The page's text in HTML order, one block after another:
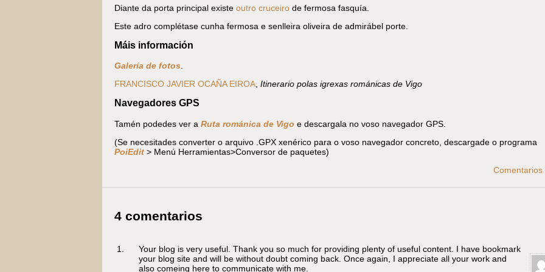
Diante da porta principal existe outro cruceirode fermosa fasquía.
Este adro complétase cunha fermosa e senlleira oliveira de admirábel porte.
Máis información
Galería de fotos.
FRANCISCO JAVIER OCAÑA EIROA, Itinerario polas igrexas románicas de Vigo
Navegadores GPS
Tamén podedes ver a Ruta románica de Vigo e descargala no voso navegador GPS.
(Se necesitades converter o arquivo .GPX xenérico para o voso navegador concreto, descargade o programa
PoiEdit> Menú Herramientas>Conversor de paquetes)
Comentarios
4 comentarios
Your blog is very useful. Thank you so much for providing plenty of useful content. I have bookmark
your blog site and will be without doubt coming back. Once again, I appreciate all your work and
also comeing here to communicate with me.